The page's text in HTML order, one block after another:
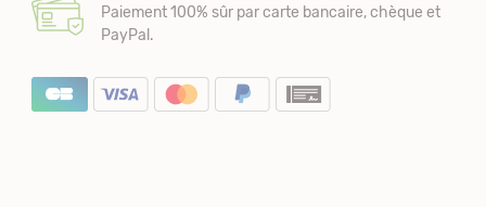
Paiement 100% sûr par carte bancaire, chèque et
PayPal.